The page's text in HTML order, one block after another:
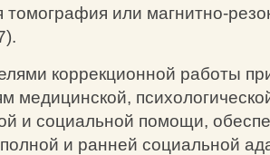
томография или магнитно-
коррекционной работы
медицинской,
и социальной помощи,
и ранней социальной